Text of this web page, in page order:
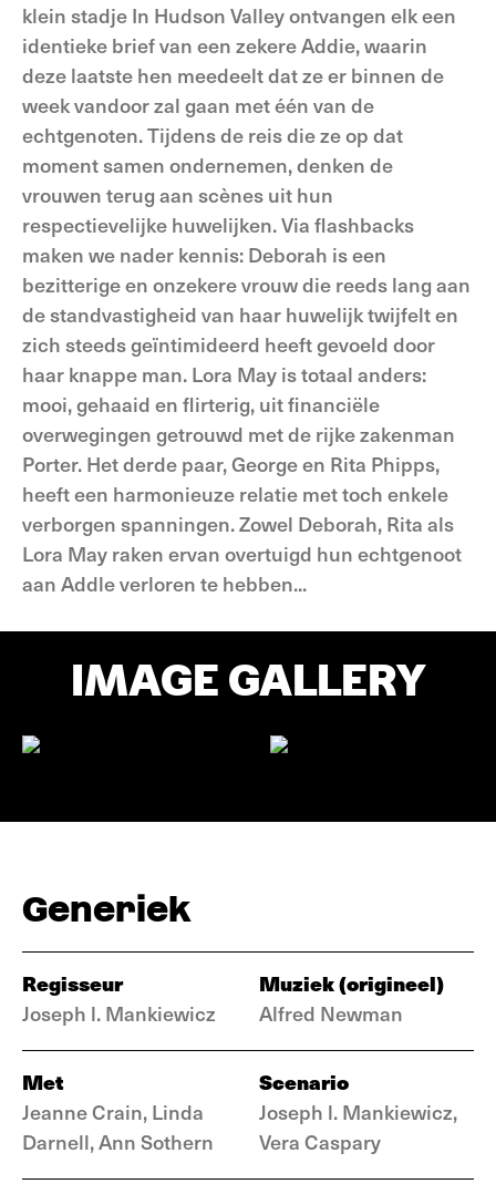
klein stadje In Hudson Valley ontvangen elk een
identieke brief van een zekere Addie, waarin
deze laatste hen meedeelt dat ze er binnen de
week vandoor zal gaan met één van de
echtgenoten. Tijdens de reis die ze op dat
moment samen ondernemen, denken de
vrouwen terug aan scènes uit hun
respectievelijke huwelijken. Via flashbacks
maken we nader kennis: Deborah is een
bezitterige en onzekere vrouw die reeds lang aan
de standvastigheid van haar huwelijk twijfelt en
zich steeds geïntimideerd heeft gevoeld door
haar knappe man. Lora May is totaal anders:
mooi, gehaaid en flirterig, uit financiële
overwegingen getrouwd met de rijke zakenman
Porter. Het derde paar, George en Rita Phipps,
heeft een harmonieuze relatie met toch enkele
verborgen spanningen. Zowel Deborah, Rita als
Lora May raken ervan overtuigd hun echtgenoot
aan Addle verloren te hebben...
IMAGE GALLERY
Generiek
Regisseur
Joseph l. Mankiewicz
Muziek (origineel)
Alfred Newman
Met
Jeanne Crain, Linda
Darnell, Ann Sothern
Scenario
Joseph l. Mankiewicz,
Vera Caspary